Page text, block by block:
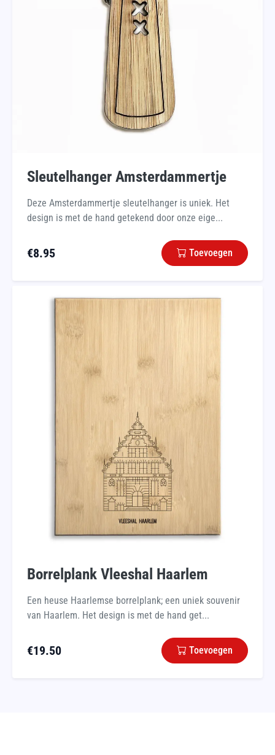
Sleutelhanger Amsterdammertje
Deze Amsterdammertje sleutelhanger is uniek. Het
design is met de hand getekend door onze eige...
€8.95 Toevoegen
Borrelplank Vleeshal Haarlem
Een heuse Haarlemse borrelplank; een uniek souvenir
van Haarlem. Het design is met de hand get...
€19.50 Toevoegen